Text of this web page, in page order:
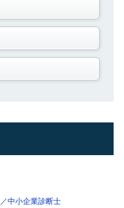
／中小企業診断士